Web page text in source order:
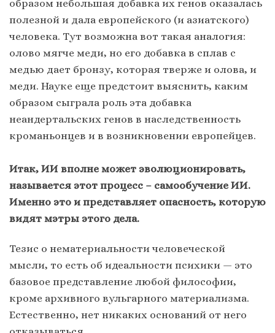
образом небольшая добавка их генов оказалась
полезной и дала европейского (и азиатского)
человека. Тут возможна вот такая аналогия:
олово мягче меди, но его добавка в сплав с
медью дает бронзу, которая тверже и олова, и
меди. Науке еще предстоит выяснить, каким
образом сыграла роль эта добавка
неандертальских генов в наследственность
кроманьонцев и в возникновении европейцев.
Итак, ИИ вполне может эволюционировать,
называется этот процесс – самообучение ИИ.
Именно это и представляет опасность, которую
видят мэтры этого дела.
Тезис о нематериальности человеческой
мысли, то есть об идеальности психики — это
базовое представление любой философии,
кроме архивного вульгарного материализма.
Естественно, нет никаких оснований от него